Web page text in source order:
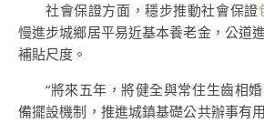
社會保證方面，穩步推動社會保證
慢進步城鄉居平易近基本養老金，公道
補貼尺度。
“將來五年，將健全與常住生齒相
備擺設機制，推進城鎮基礎公共辦事有